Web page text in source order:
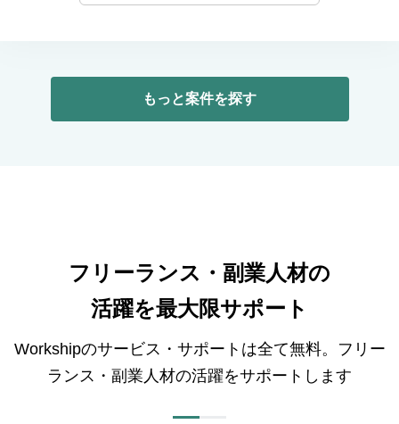
もっと案件を探す
フリーランス・副業人材の
活躍を最大限サポート
Workshipのサービス・サポートは全て無料。フリー
ランス・副業人材の活躍をサポートします